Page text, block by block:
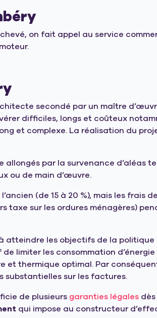
on fait appel au service
secondé par un maître
difficiles, longs et coûteux
et complexe. La réalisation du
allongés par la survenance d’aléas
ou de main d’œuvre.
(de 15 à 20 %), mais les frais
taxe sur les ordures ménagères)
les objectifs de la politique
limiter les consommation
et thermique optimal. Par
substantielles sur les factures.
de plusieurs garanties légales
qui impose au constructeur